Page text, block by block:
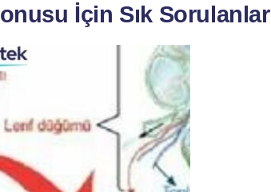
İçin Sık Sorulanlar